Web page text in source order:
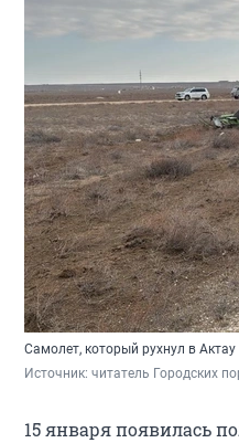
Самолет, который рухнул в Актау
Источник: читатель Городских
15 января появилась